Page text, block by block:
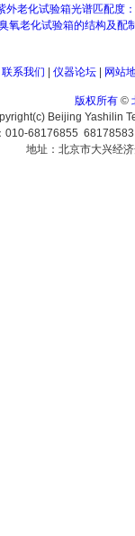
外老化试验箱光谱匹配度
氧老化试验箱的结构及配
联系我们 仪器论坛| 网站
版权所有©
Beijing Yashilin
010-68176855
地址：北京市大兴经